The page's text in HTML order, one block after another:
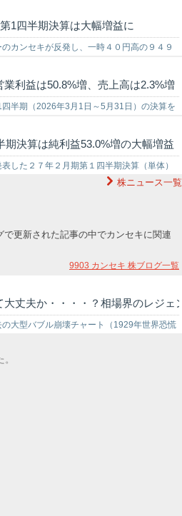
上手く使いこなせれば…
1四半期決算は大幅増益に
カンセキが反発し、一時４０円高の９４９
２月期第１四半期（２６年３－５月）の単
利益は50.8%増、売上高は2.3%増
半期（2026年3月1日～5月31日）の決算を
前年同四半期比2.3%…
期決算は純利益53.0%増の大幅増益
した２７年２月期第１四半期決算（単体）
期比２．３％増）、純利益１億９４００万
株ニュース一覧
更新された記事の中でカンセキに関連
9903 カンセキ 株ブログ一覧
丈夫か・・・・？相場界のレジェ
大型バブル崩壊チャート（1929年世界恐慌